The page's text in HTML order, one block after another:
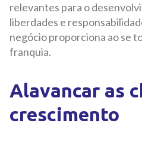
relevantes para o
liberdades e
negócio proporciona ao se
franquia.
Alavancar as
crescimento